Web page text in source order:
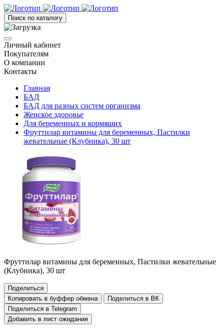
Поиск по каталогу
Личный кабинет
Покупателям
О компании
Контакты
Главная
БАД
БАД для разных систем организма
Женское здоровье
Для беременных и кормящих
Фруттилар витамины для беременных, Пастилки
жевательные (Клубника), 30 шт
Фруттилар витамины для беременных, Пастилки жевательные
(Клубника), 30 шт
Поделиться
Копировать в буффер обмена
Поделиться в ВК
Поделиться в Telegram
Добавить в лист ожидания